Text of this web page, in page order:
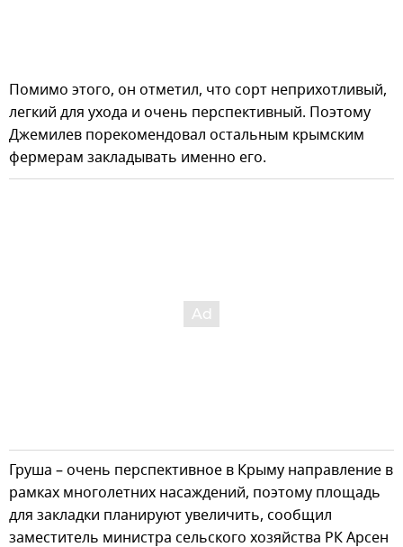
Помимо этого, он отметил, что сорт неприхотливый,
легкий для ухода и очень перспективный. Поэтому
Джемилев порекомендовал остальным крымским
фермерам закладывать именно его.
Груша – очень перспективное в Крыму направление в
рамках многолетних насаждений, поэтому площадь
для закладки планируют увеличить, сообщил
заместитель министра сельского хозяйства РК Арсен